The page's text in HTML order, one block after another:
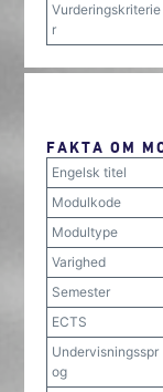
Vurderingskriterie
r
FAKTA OM
Engelsk titel
Modulkode
Modultype
Varighed
Semester
ECTS
Undervisningsspr
og